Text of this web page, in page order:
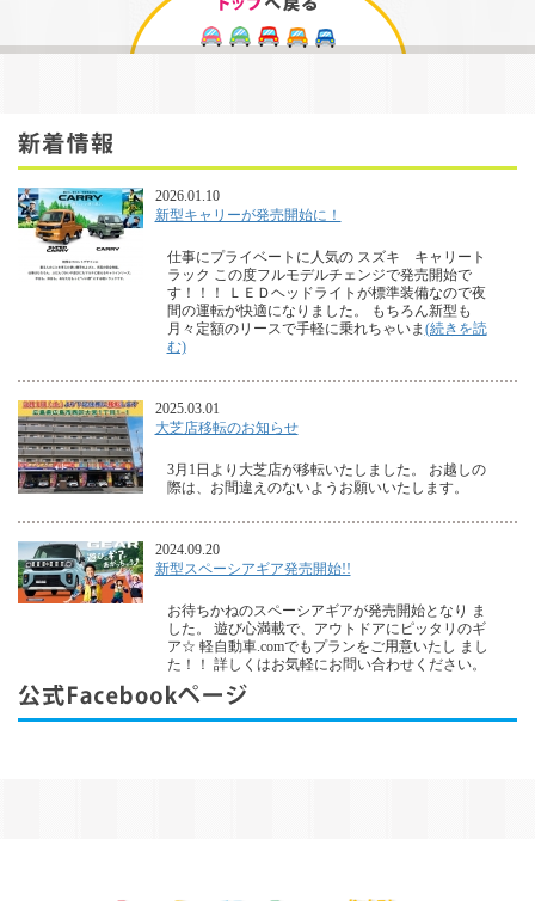
2026.01.10
新型キャリーが発売開始に！
仕事にプライベートに人気の スズキ キャリート
ラック この度フルモデルチェンジで発売開始で
す！！！ ＬＥＤヘッドライトが標準装備なので夜
間の運転が快適になりました。 もちろん新型も
月々定額のリースで手軽に乗れちゃいま (続きを読
む)
2025.03.01
大芝店移転のお知らせ
3月1日より大芝店が移転いたしました。 お越しの
際は、お間違えのないようお願いいたします。
2024.09.20
新型スペーシアギア発売開始!!
お待ちかねのスペーシアギアが発売開始となり ま
した。 遊び心満載で、アウトドアにピッタリのギ
ア☆ 軽自動車.comでもプランをご用意いたし まし
た！！ 詳しくはお気軽にお問い合わせください。
2024.05.25